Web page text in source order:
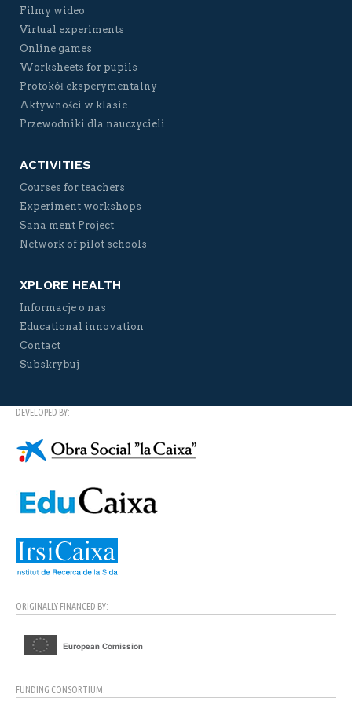
Filmy wideo
Virtual experiments
Online games
Worksheets for pupils
Protokół eksperymentalny
Aktywności w klasie
Przewodniki dla nauczycieli
ACTIVITIES
Courses for teachers
Experiment workshops
Sana ment Project
Network of pilot schools
XPLORE HEALTH
Informacje o nas
Educational innovation
Contact
Subskrybuj
DEVELOPED BY:
ORIGINALLY FINANCED BY:
FUNDING CONSORTIUM: